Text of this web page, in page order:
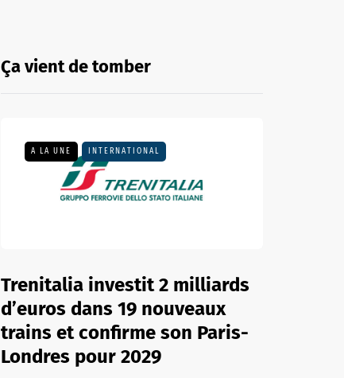
Ça vient de tomber
A LA UNE INTERNATIONAL
Trenitalia investit 2 milliards
d’euros dans 19 nouveaux
trains et confirme son Paris-
Londres pour 2029